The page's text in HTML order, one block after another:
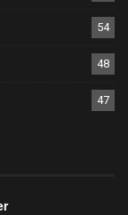
54
48
47